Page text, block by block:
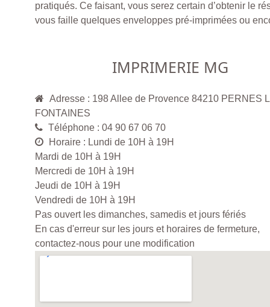
pratiqués. Ce faisant, vous serez certain d’obtenir le
vous faille quelques enveloppes pré-imprimées ou
IMPRIMERIE MG
Adresse : 198 Allee de Provence 84210 PERNES
FONTAINES
Téléphone : 04 90 67 06 70
Horaire : Lundi de 10H à 19H
Mardi de 10H à 19H
Mercredi de 10H à 19H
Jeudi de 10H à 19H
Vendredi de 10H à 19H
Pas ouvert les dimanches, samedis et jours fériés
En cas d'erreur sur les jours et horaires de fermeture,
contactez-nous pour une modification